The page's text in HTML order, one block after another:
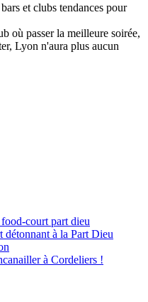
et clubs tendances pour
où passer la meilleure soirée,
Lyon n'aura plus aucun
à la Part Dieu
à Cordeliers !